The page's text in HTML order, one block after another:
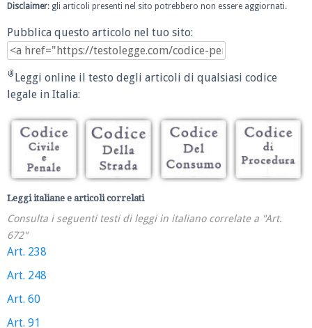
Disclaimer: gli articoli presenti nel sito potrebbero non essere aggiornati.
Pubblica questo articolo nel tuo sito:
Leggi online il testo degli articoli di qualsiasi codice
legale in Italia:
Leggi italiane e articoli correlati
Consulta i seguenti testi di leggi in italiano correlate a "Art.
672"
Art. 238
Art. 248
Art. 60
Art. 91